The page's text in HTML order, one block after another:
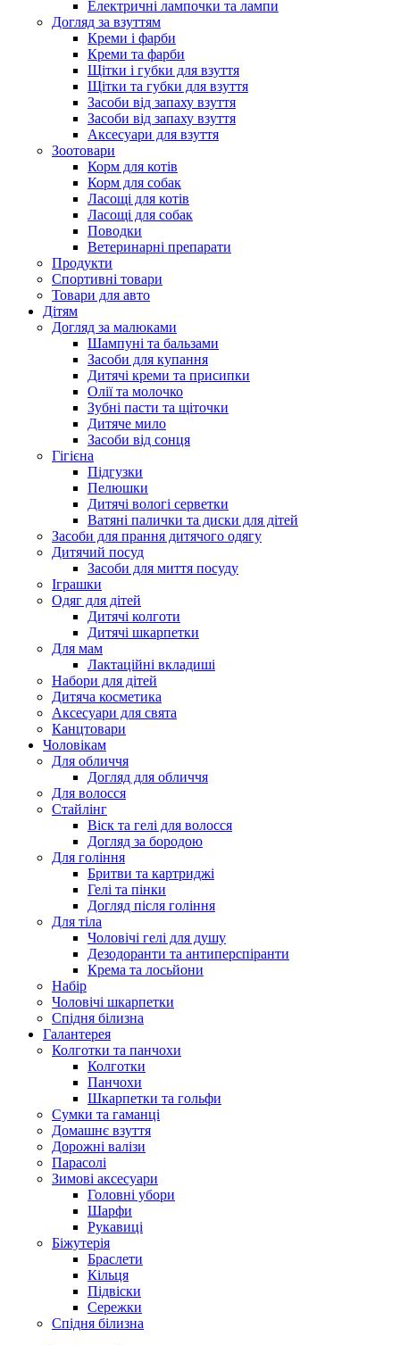
Електричні лампочки та лампи
Догляд за взуттям
Креми і фарби
Креми та фарби
Щітки і губки для взуття
Щітки та губки для взуття
Засоби від запаху взуття
Засоби від запаху взуття
Аксесуари для взуття
Зоотовари
Корм для котів
Корм для собак
Ласощі для котів
Ласощі для собак
Поводки
Ветеринарні препарати
Продукти
Спортивні товари
Товари для авто
Дітям
Догляд за малюками
Шампуні та бальзами
Засоби для купання
Дитячі креми та присипки
Олії та молочко
Зубні пасти та щіточки
Дитяче мило
Засоби від сонця
Гігієна
Підгузки
Пелюшки
Дитячі вологі серветки
Ватяні палички та диски для дітей
Засоби для прання дитячого одягу
Дитячий посуд
Засоби для миття посуду
Іграшки
Одяг для дітей
Дитячі колготи
Дитячі шкарпетки
Для мам
Лактаційні вкладиші
Набори для дітей
Дитяча косметика
Аксесуари для свята
Канцтовари
Чоловікам
Для обличчя
Догляд для обличчя
Для волосся
Стайлінг
Віск та гелі для волосся
Догляд за бородою
Для гоління
Бритви та картриджі
Гелі та пінки
Догляд після гоління
Для тіла
Чоловічі гелі для душу
Дезодоранти та антиперспіранти
Крема та лосьйони
Набір
Чоловічі шкарпетки
Спідня білизна
Галантерея
Колготки та панчохи
Колготки
Панчохи
Шкарпетки та гольфи
Сумки та гаманці
Домашнє взуття
Дорожні валізи
Парасолі
Зимові аксесуари
Головні убори
Шарфи
Рукавиці
Біжутерія
Браслети
Кільця
Підвіски
Сережки
Спідня білизна